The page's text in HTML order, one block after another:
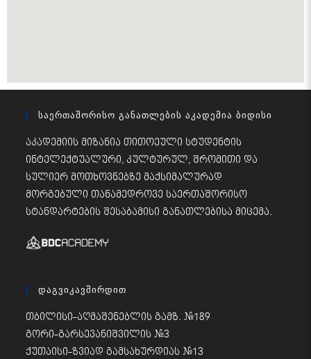
Საერთაშორისო Განათლების Აკადემია Ბიდისი
აკადემიის მიზანია თითოეული სტუდენტის
ინტელექტუალური, კულტურულ, შრომითი და
სულიერ მოთხოვნებზე მაქსიმალურად
მორგებული თანამედროვე საერთაშორისო
სტანდარტების შესაბამისი განათლებისა მიცემა.
Დაგვიკავშირდით
თბილისი-აღმაშენებლის გამზ. #189
გორი-გარსევანიშვილის #3
ქუთაისი-ზვიად გამსახურდიას #13